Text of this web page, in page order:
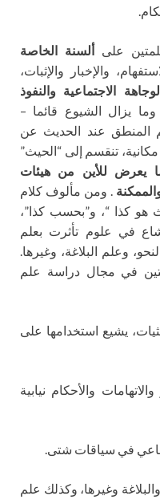
على ألسنة الخاصة
والإخبار والإثبات،
الاجتماعية والنفوذ
يزال الشيوع قائما –
المنطق عند الحديث عن
مكانية، تنقسم إلى “الحيث”
يعرض للأين من هيئات
. ومن مألوف كلام
هو كذا “، و”بحسب كذا”،
في علوم تأثرت بعلم
وعلم البلاغة، وغيرها.
في مجال دراسة علم
يشيع استخدامها على
والأحكام نيابية
في سياقات شتى.
وغيرها، وكذلك علم